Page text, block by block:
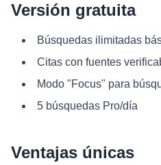
Versión gratuita
Búsquedas ilimitadas
Citas con fuentes
Modo "Focus" para
5 búsquedas Pro/día
Ventajas únicas